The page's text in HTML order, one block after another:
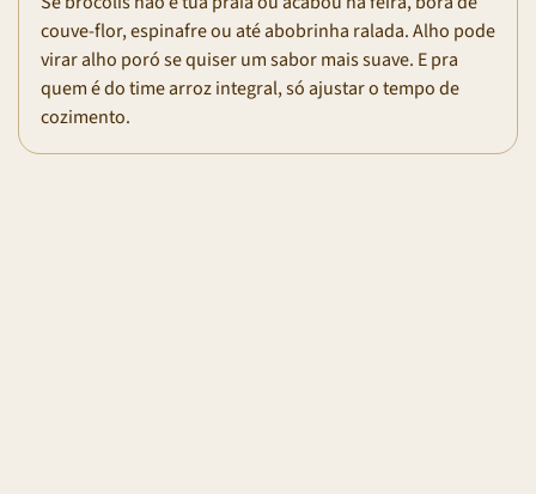
couve-flor, espinafre ou até abobrinha ralada. Alho pode
virar alho poró se quiser um sabor mais suave. E pra
quem é do time arroz integral, só ajustar o tempo de
cozimento.